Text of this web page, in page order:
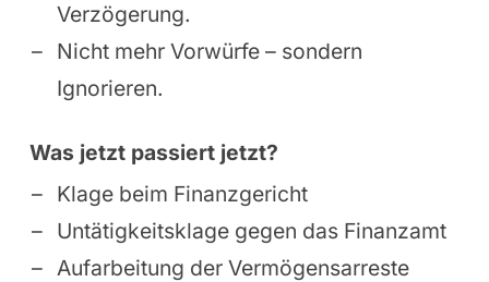
Verzögerung.
Nicht mehr Vorwürfe – sondern
Ignorieren.
Was jetzt passiert jetzt?
Klage beim Finanzgericht
Untätigkeitsklage gegen das Finanzamt
Aufarbeitung der Vermögensarreste